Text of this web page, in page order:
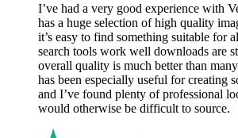
I’ve had a very good experience with
has a huge selection of high quality
it’s easy to find something suitable for
search tools work well downloads are
overall quality is much better than
has been especially useful for creating
and I’ve found plenty of professional
would otherwise be difficult to source.